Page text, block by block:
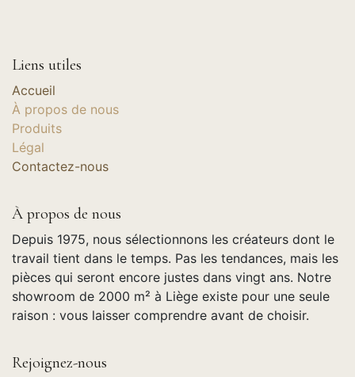
Liens utiles
Accueil
À propos de nous
Produits
Légal
Contactez-nous
À propos de nous
Depuis 1975, nous sélectionnons les créateurs dont le
travail tient dans le temps. Pas les tendances, mais les
pièces qui seront encore justes dans vingt ans. Notre
showroom de 2000 m² à Liège existe pour une seule
raison : vous laisser comprendre avant de choisir.
Rejoignez-nous